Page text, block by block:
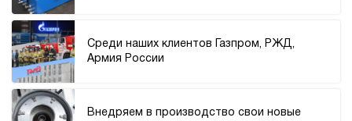
Среди наших клиентов Газпром, РЖД,
Армия России
Внедряем в производство свои новые